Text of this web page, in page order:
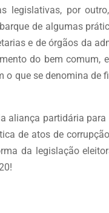
legislativas, por
de algumas
e de órgãos da
do bem comum,
o que se denomina de
aliança partidária para
de atos de
da legislação